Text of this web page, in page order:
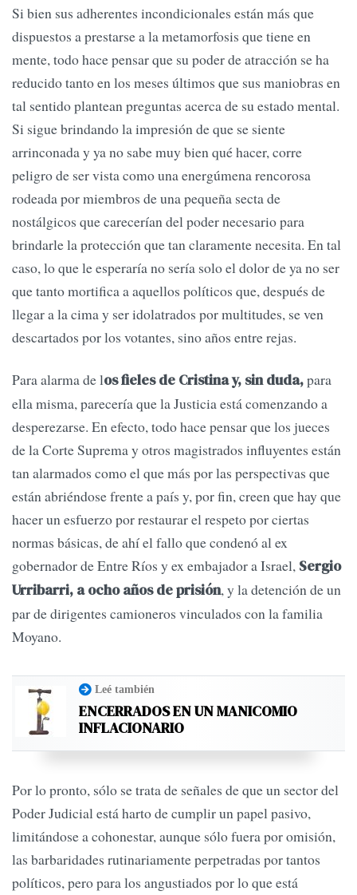
Si bien sus adherentes incondicionales están más que
dispuestos a prestarse a la metamorfosis que tiene en
mente, todo hace pensar que su poder de atracción se ha
reducido tanto en los meses últimos que sus maniobras en
tal sentido plantean preguntas acerca de su estado mental.
Si sigue brindando la impresión de que se siente
arrinconada y ya no sabe muy bien qué hacer, corre
peligro de ser vista como una energúmena rencorosa
rodeada por miembros de una pequeña secta de
nostálgicos que carecerían del poder necesario para
brindarle la protección que tan claramente necesita. En tal
caso, lo que le esperaría no sería solo el dolor de ya no ser
que tanto mortifica a aquellos políticos que, después de
llegar a la cima y ser idolatrados por multitudes, se ven
descartados por los votantes, sino años entre rejas.
Para alarma de los fieles de Cristina y, sin duda,para
ella misma, parecería que la Justicia está comenzando a
desperezarse. En efecto, todo hace pensar que los jueces
de la Corte Suprema y otros magistrados influyentes están
tan alarmados como el que más por las perspectivas que
están abriéndose frente a país y, por fin, creen que hay que
hacer un esfuerzo por restaurar el respeto por ciertas
normas básicas, de ahí el fallo que condenó al ex
gobernador de Entre Ríos y ex embajador a Israel, Sergio
Urribarri, a ocho años de prisión, y la detención de un
par de dirigentes camioneros vinculados con la familia
Moyano.
Leé también
ENCERRADOS EN UN MANICOMIO
INFLACIONARIO
Por lo pronto, sólo se trata de señales de que un sector del
Poder Judicial está harto de cumplir un papel pasivo,
limitándose a cohonestar, aunque sólo fuera por omisión,
las barbaridades rutinariamente perpetradas por tantos
políticos, pero para los angustiados por lo que está